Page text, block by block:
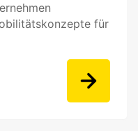
für